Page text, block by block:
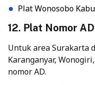
Plat Wonosobo
12. Plat Nomor AD
Untuk area Surakarta
Karanganyar,
nomor AD.